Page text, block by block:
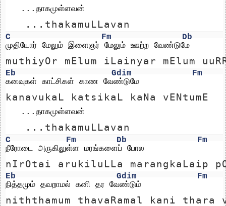
   ...தாகமுள்ளவன்
   ...thakamuLLavan
C Fm
Db
முதியோர் மேலும் இளைஞர் மேலும் ஊற்ற வேண்டுமே
muthiyOr mElum iLainyar mElum
Eb Gdim
Fm
கனவுகள் காட்சிகள் காண வேண்டுமே
kanavukaL katsikaL kaNa vENtumE
   ...தாகமுள்ளவன்
   ...thakamuLLavan
C Fm Db
Fm
நீரோடை அருகிலுள்ள மரங்களைப் போல
nIrOtai arukiluLLa marangkaLaip
Eb Gdim
Fm
நித்தமும் தவறாமல் கனி தர வேண்டும்
niththamum thavaRamal kani thara